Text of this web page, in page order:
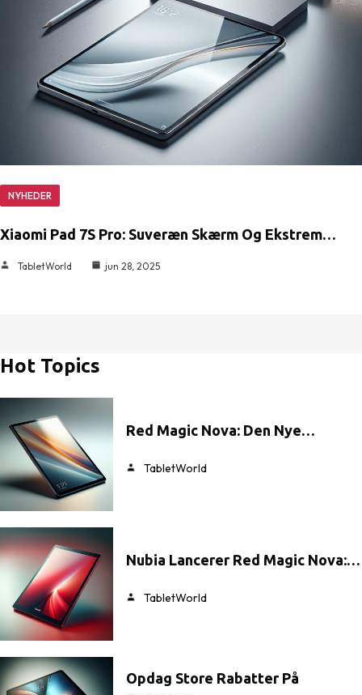
NYHEDER
Xiaomi Pad 7S Pro: Suveræn Skærm Og Ekstrem…
TabletWorld jun 28, 2025
Hot Topics
Red Magic Nova: Den Nye…
TabletWorld
Nubia Lancerer Red Magic Nova:…
TabletWorld
Opdag Store Rabatter På